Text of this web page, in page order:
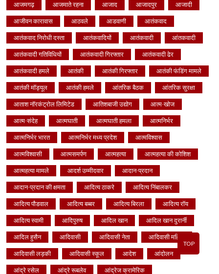
आजमगढ़ आजमाते रहना आजाद आजादपुर आजादी
आजीवन कारावास आठवले आडवाणी आतंकवाद
आतंकवाद निरोधी दस्ता आतंकवादियों आतंकवादी आंतकवादी
आतंकवादी गतिविधियों आतंकवादी गिरफ्तार आतंकवादी ढेर
आतंकवादी हमले आतंकी आतंकी गिरफ्तार आतंकी फंडिंग मामले
आतंकी मॉड्यूल आतंकी हमले आंतरिक बैठक आंतरिक सुरक्षा
आताश नॉरकंट्रोल लिमिटेड आतिशबाजी उद्योग आत्म-खोज
आत्म-संदेह आत्मघाती आत्मघाती हमला आत्मनिर्भर
आत्मनिर्भर भारत आत्मनिर्भर मध्य प्रदेश आत्मविश्वास
आत्मविश्वासी आत्मसमर्पण आत्महत्या आत्महत्या की कोशिश
आत्महत्या मामले आदर्श उम्मीदवार आदान-प्रदान
आदान-प्रदान की क्षमता आदित्य ठाकरे आदित्य निंबालकर
आदित्य पौडवाल आदित्य बब्बर आदित्य बिरला आदित्य रॉय
आदित्य स्वामी आदिपुरुष आदिल खान आदिल खान दुरार्नी
आदिल हुसैन आदिवासी आदिवासी नेता आदिवासी महिला
आदिवासी लड़की आदिवासी स्कूल आदेश आंदोलन
आंद्रे रसेल आंद्रे रूबलेव आंद्रेज क्रामेरिक
TOP